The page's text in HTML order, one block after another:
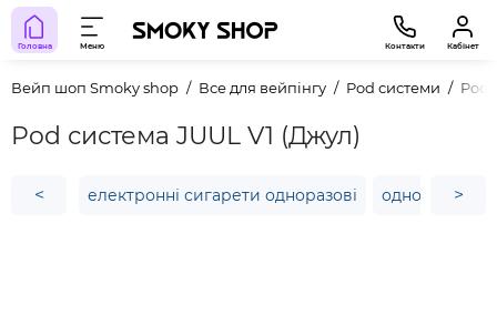
Головна Меню Контакти Кабінет
Вейп шоп Smoky shop Все для вейпінгу Pod системи Pod
Pod система JUUL V1 (Джул)
< електронні сигарети одноразові одноразки
>